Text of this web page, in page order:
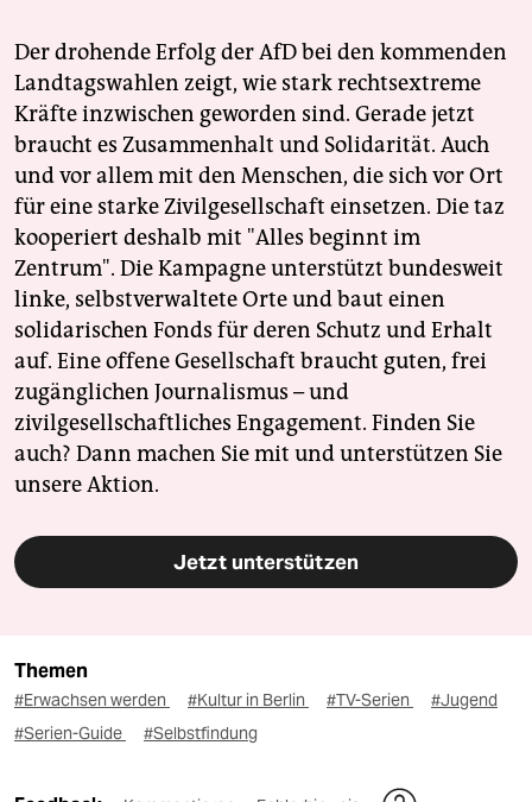
Der drohende Erfolg der AfD bei den kommenden
Landtagswahlen zeigt, wie stark rechtsextreme
Kräfte inzwischen geworden sind. Gerade jetzt
braucht es Zusammenhalt und Solidarität. Auch
und vor allem mit den Menschen, die sich vor Ort
für eine starke Zivilgesellschaft einsetzen. Die taz
kooperiert deshalb mit "Alles beginnt im
Zentrum". Die Kampagne unterstützt bundesweit
linke, selbstverwaltete Orte und baut einen
solidarischen Fonds für deren Schutz und Erhalt
auf. Eine offene Gesellschaft braucht guten, frei
zugänglichen Journalismus – und
zivilgesellschaftliches Engagement. Finden Sie
auch? Dann machen Sie mit und unterstützen Sie
unsere Aktion.
Jetzt unterstützen
Themen
#Erwachsen werden #Kultur in Berlin #TV-Serien
#Jugend
#Serien-Guide
#Selbstfindung